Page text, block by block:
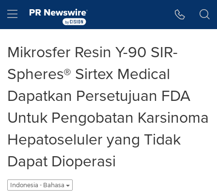
Hamburger menu
Mikrosfer Resin Y-90 SIR-
Spheres® Sirtex Medical
Dapatkan Persetujuan FDA
Untuk Pengobatan Karsinoma
Hepatoseluler yang Tidak
Dapat Dioperasi
Indonesia - Bahasa